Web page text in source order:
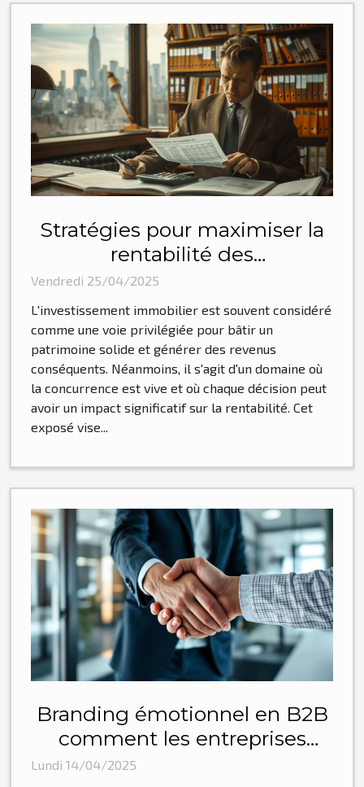
Stratégies pour maximiser la
rentabilité des
investissements immobiliers
Vendredi 25/04/2025
L'investissement immobilier est souvent considéré
comme une voie privilégiée pour bâtir un
patrimoine solide et générer des revenus
conséquents. Néanmoins, il s'agit d'un domaine où
la concurrence est vive et où chaque décision peut
avoir un impact significatif sur la rentabilité. Cet
exposé vise...
Branding émotionnel en B2B
comment les entreprises
peuvent construire des
Lundi 14/04/2025